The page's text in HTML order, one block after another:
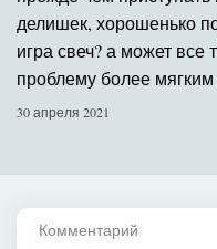
делишек, хорошенько
игра свеч? а может все
проблему более
30 апреля 2021
Комментарий